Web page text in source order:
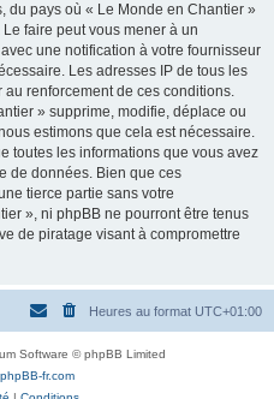
du pays où « Le Monde en Chantier »
faire peut vous mener à un
une notification à votre fournisseur
Les adresses IP de tous les
renforcement de ces conditions.
» supprime, modifie, déplace ou
estimons que cela est nécessaire.
toutes les informations que vous avez
de données. Bien que ces
tierce partie sans votre
», ni phpBB ne pourront être tenus
de piratage visant à compromettre
Heures au format UTC+01:00
Software © phpBB Limited
phpBB-fr.com